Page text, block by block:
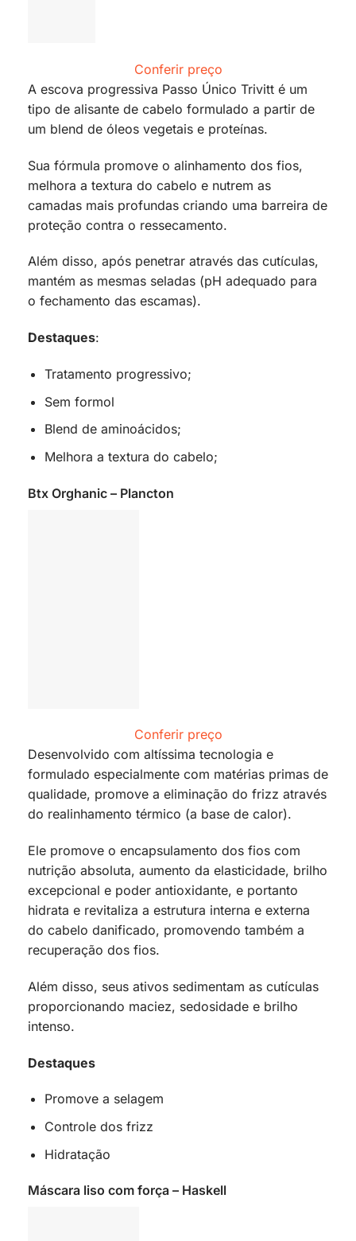
Conferir preço
A escova progressiva Passo Único Trivitt é um
tipo de alisante de cabelo formulado a partir de
um blend de óleos vegetais e proteínas.
Sua fórmula promove o alinhamento dos fios,
melhora a textura do cabelo e nutrem as
camadas mais profundas criando uma barreira de
proteção contra o ressecamento.
Além disso, após penetrar através das cutículas,
mantém as mesmas seladas (pH adequado para
o fechamento das escamas).
Destaques:
Tratamento progressivo;
Sem formol
Blend de aminoácidos;
Melhora a textura do cabelo;
Btx Orghanic – Plancton
Conferir preço
Desenvolvido com altíssima tecnologia e
formulado especialmente com matérias primas de
qualidade, promove a eliminação do frizz através
do realinhamento térmico (a base de calor).
Ele promove o encapsulamento dos fios com
nutrição absoluta, aumento da elasticidade, brilho
excepcional e poder antioxidante, e portanto
hidrata e revitaliza a estrutura interna e externa
do cabelo danificado, promovendo também a
recuperação dos fios.
Além disso, seus ativos sedimentam as cutículas
proporcionando maciez, sedosidade e brilho
intenso.
Destaques
Promove a selagem
Controle dos frizz
Hidratação
Máscara liso com força – Haskell